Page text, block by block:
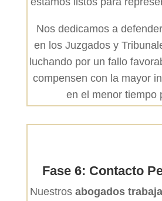
Nos dedicamos a
en los Juzgados y
luchando por un fallo
compensen con la mayor
en el menor tiempo
Fase 6: Contacto
Nuestros abogados